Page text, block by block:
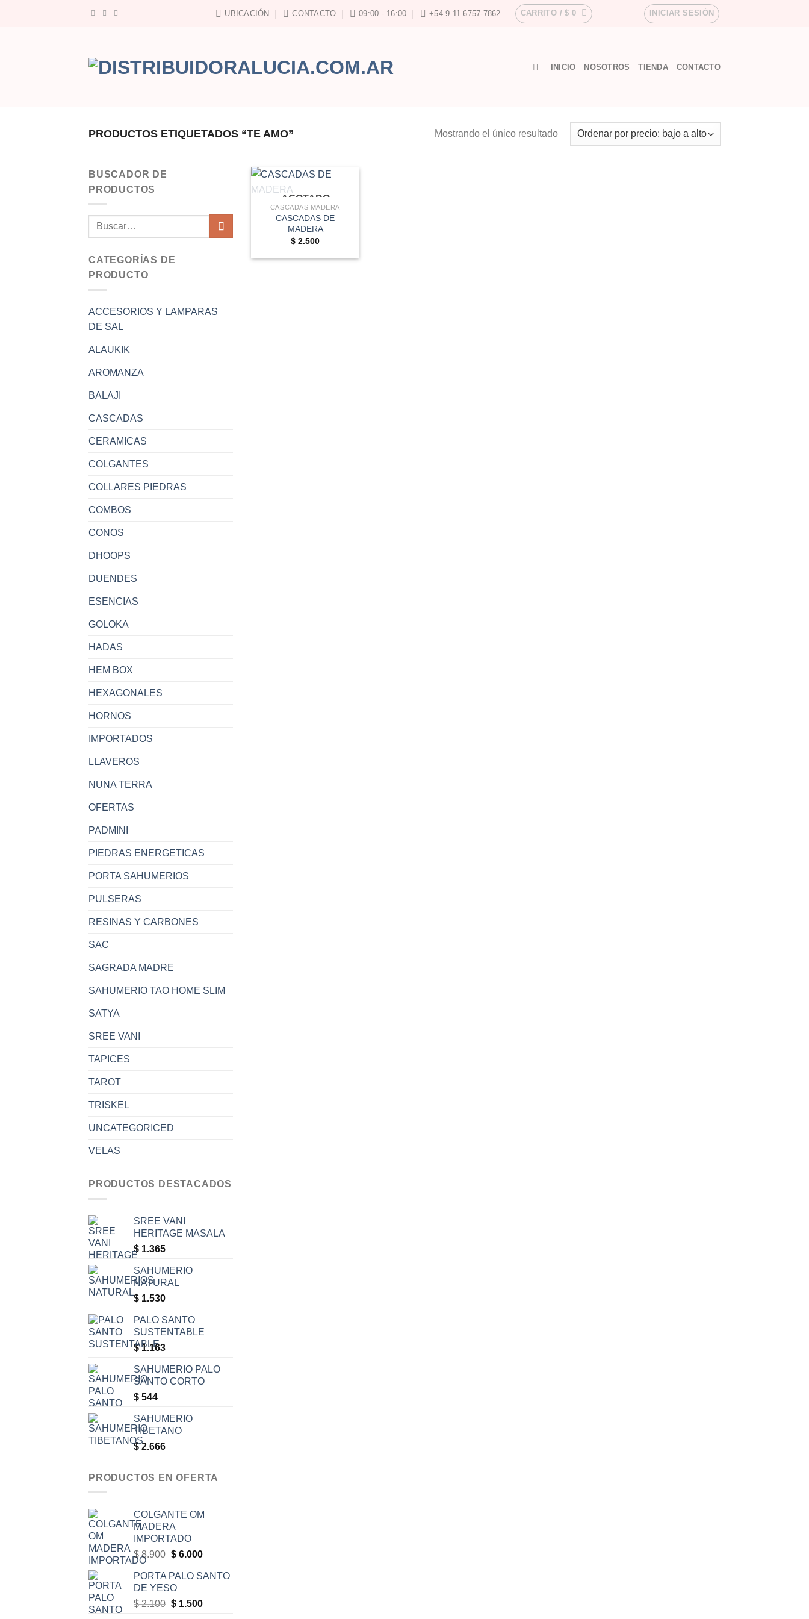
UBICACIÓN CONTACTO 09:00 - 16:00 +54 9 11 6757-7862 CARRITO /$ 0 INICIAR SESIÓN
INICIO NOSOTROS TIENDA CONTACTO
PRODUCTOS ETIQUETADOS “TE AMO” Mostrando el único resultado
BUSCADOR DE
PRODUCTOS
Buscar
CATEGORÍAS DE
PRODUCTO
ACCESORIOS Y LAMPARAS
DE SAL
ALAUKIK
AROMANZA
BALAJI
CASCADAS
CERAMICAS
COLGANTES
COLLARES PIEDRAS
COMBOS
CONOS
DHOOPS
DUENDES
ESENCIAS
GOLOKA
HADAS
HEM BOX
HEXAGONALES
HORNOS
IMPORTADOS
LLAVEROS
NUNA TERRA
OFERTAS
PADMINI
PIEDRAS ENERGETICAS
PORTA SAHUMERIOS
PULSERAS
RESINAS Y CARBONES
SAC
SAGRADA MADRE
SAHUMERIO TAO HOME SLIM
SATYA
SREE VANI
TAPICES
TAROT
TRISKEL
UNCATEGORICED
VELAS
PRODUCTOS DESTACADOS
SREE VANI
HERITAGE MASALA
$ 1.365
SAHUMERIO
NATURAL
$ 1.530
PALO SANTO
SUSTENTABLE
$1.163
SAHUMERIO PALO
SANTO CORTO
$ 544
SAHUMERIO
TIBETANO
$2.666
PRODUCTOS EN OFERTA
COLGANTE OM
MADERA
IMPORTADO
$8.900 Original
was:
$ 8.900.
$6.000Current
is:
PORTA PALO SANTO
DE YESO
$2.100 Original
$1.500Current
AGOTADO
CASCADAS MADERA
CASCADAS DE
MADERA
$ 2.500